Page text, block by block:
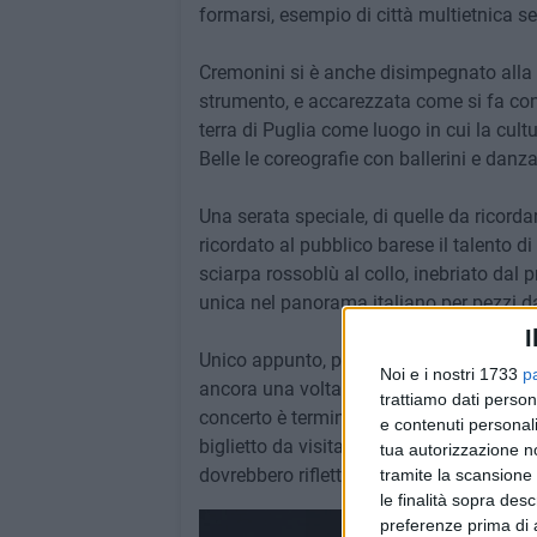
Noi e i nostri 1733
trattiamo dati
e contenuti
tua autorizzazione
tramite la
le finalità sopra
preferenze prima di
formarsi, esempio di città multietnica
Cremonini si è anche disimpegnato
strumento, e accarezzata come si fa
terra di Puglia come luogo in cui la
Belle le coreografie con ballerini e
Una serata speciale, di quelle da
ricordato al pubblico barese il talento
sciarpa rossoblù al collo, inebriato dal
unica nel panorama italiano per pezzi
Unico appunto, per la verità non da
ancora una volta lentissimo dai
concerto è terminato alle 23.30), come
biglietto da visita non di certo da città
dovrebbero riflettere.